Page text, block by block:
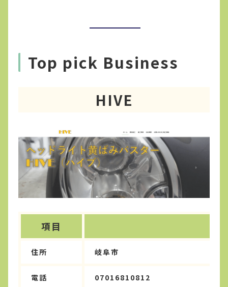
Top pick Business
HIVE
項目
住所 岐阜市
電話 07016810812